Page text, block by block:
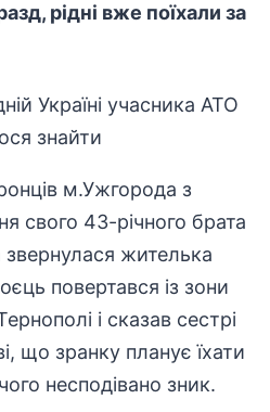
рідні вже поїхали за
м.Ужгорода з
свого 43-річного брата
жителька
повертався із зони
і сказав сестрі
що зранку планує їхати
несподівано зник.